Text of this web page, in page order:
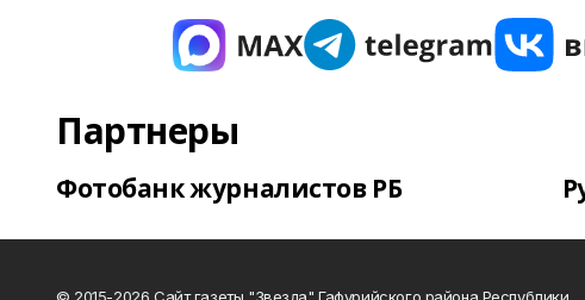
Партнеры
Фотобанк журналистов РБ